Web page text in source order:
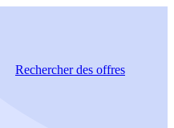
Rechercherdes offres